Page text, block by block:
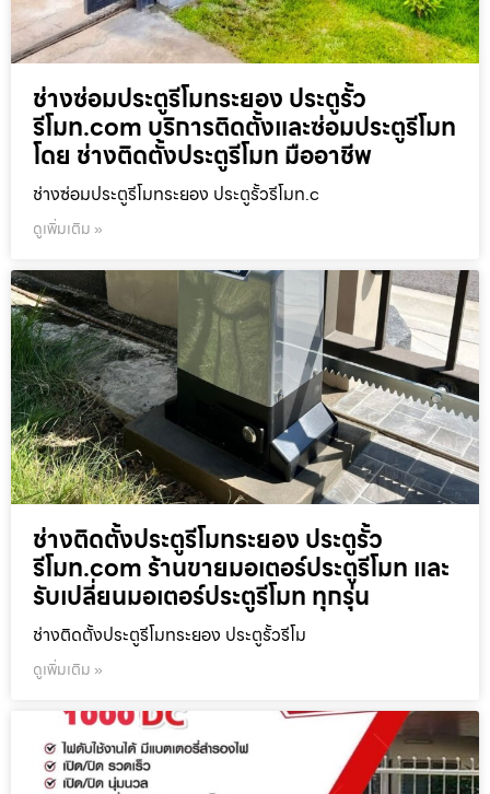
ช่างซ่อมประตูรีโมทระยอง ประตูรั้ว
รีโมท.com บริการติดตั้งและซ่อมประตูรีโมท
โดย ช่างติดตั้งประตูรีโมท มืออาชีพ
ช่างซ่อมประตูรีโมทระยอง ประตูรั้วรีโมท.c
ดูเพิ่มเติม »
ช่างติดตั้งประตูรีโมทระยอง ประตูรั้ว
รีโมท.com ร้านขายมอเตอร์ประตูรีโมท และ
รับเปลี่ยนมอเตอร์ประตูรีโมท ทุกรุ่น
ช่างติดตั้งประตูรีโมทระยอง ประตูรั้วรีโม
ดูเพิ่มเติม »